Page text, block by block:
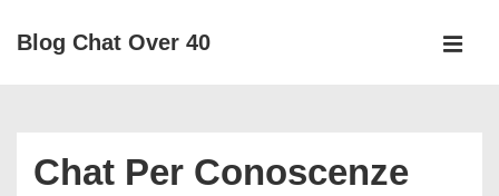
VaiBlog Chat Over 40
Chat Per Conoscenze